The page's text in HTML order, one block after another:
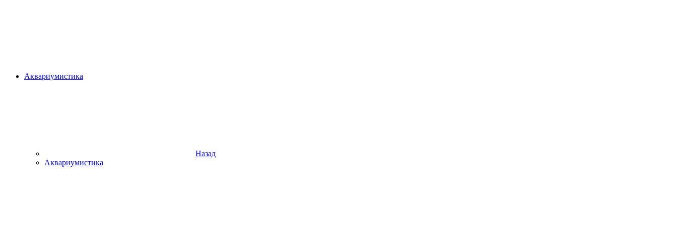
Аквариумистика
Назад
Аквариумистика